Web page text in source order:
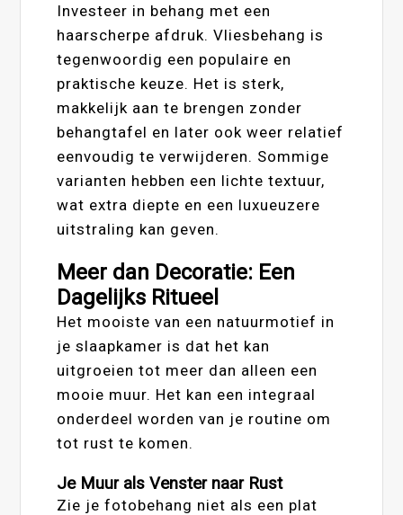
Investeer in behang met een
haarscherpe afdruk. Vliesbehang is
tegenwoordig een populaire en
praktische keuze. Het is sterk,
makkelijk aan te brengen zonder
behangtafel en later ook weer relatief
eenvoudig te verwijderen. Sommige
varianten hebben een lichte textuur,
wat extra diepte en een luxueuzere
uitstraling kan geven.
Meer dan Decoratie: Een
Dagelijks Ritueel
Het mooiste van een natuurmotief in
je slaapkamer is dat het kan
uitgroeien tot meer dan alleen een
mooie muur. Het kan een integraal
onderdeel worden van je routine om
tot rust te komen.
Je Muur als Venster naar Rust
Zie je fotobehang niet als een plat